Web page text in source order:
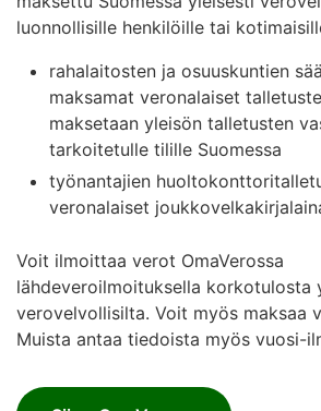
luonnollisille henkilöille tai
rahalaitosten ja osuuskuntien
maksamat veronalaiset
maksetaan yleisön talletusten
tarkoitetulle tilille Suomessa
työnantajien
veronalaiset
Voit ilmoittaa verot OmaVerossa
lähdeveroilmoituksella korkotulosta
verovelvollisilta. Voit myös maksaa
Muista antaa tiedoista myös vuosi-